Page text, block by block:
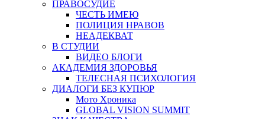
ПРАВОСУДИЕ
ЧЕСТЬ ИМЕЮ
ПОЛИЦИЯ НРАВОВ
НЕАДЕКВАТ
В СТУДИИ
ВИДЕО БЛОГИ
АКАДЕМИЯ ЗДОРОВЬЯ
ТЕЛЕСНАЯ ПСИХОЛОГИЯ
ДИАЛОГИ БЕЗ КУПЮР
Мото Хроника
GLOBAL VISION SUMMIT